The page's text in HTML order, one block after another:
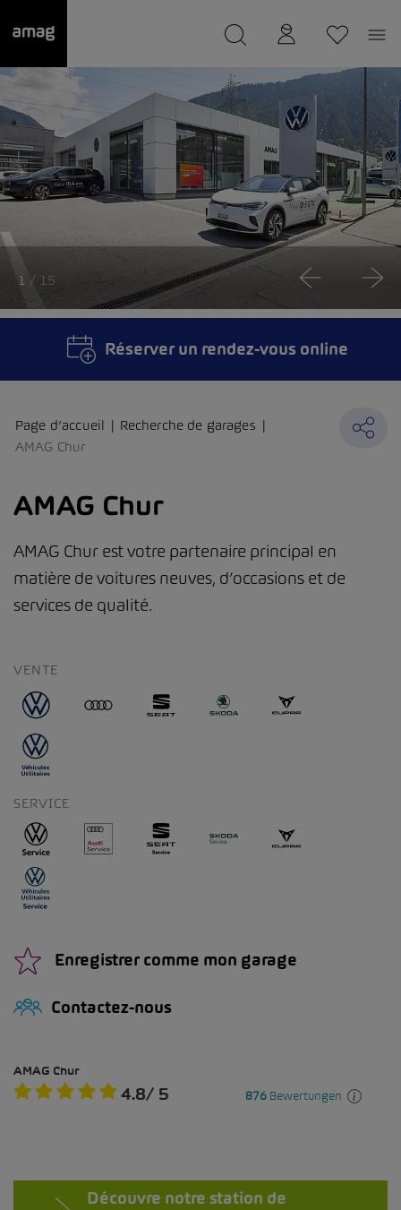
Page d’accueil
Recherche de garages
AMAG Chur
AMAG Chur
AMAG Chur est votre partenaire principal en
matière de voitures neuves, d’occasions et de
services de qualité.
VENTE
SERVICE
Enregistrer comme mon garage
Contactez-nous
1 / 15
Réserver un rendez-vous online
Découvre notre station de